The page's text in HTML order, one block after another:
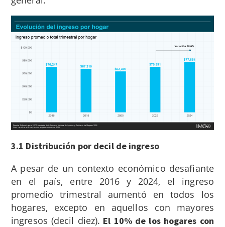
3.1 Distribución por decil de ingreso
A pesar de un contexto económico desafiante
en el país, entre 2016 y 2024, el ingreso
promedio trimestral aumentó en todos los
hogares, excepto en aquellos con mayores
ingresos (decil diez). El 10% de los hogares con